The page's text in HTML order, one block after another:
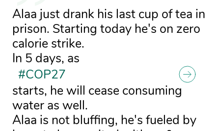
Alaa just drank his last cup of tea in
prison. Starting today he's on zero
calorie strike.
In 5 days, as
#COP27
starts, he will cease consuming
water as well.
Alaa is not bluffing, he's fueled by